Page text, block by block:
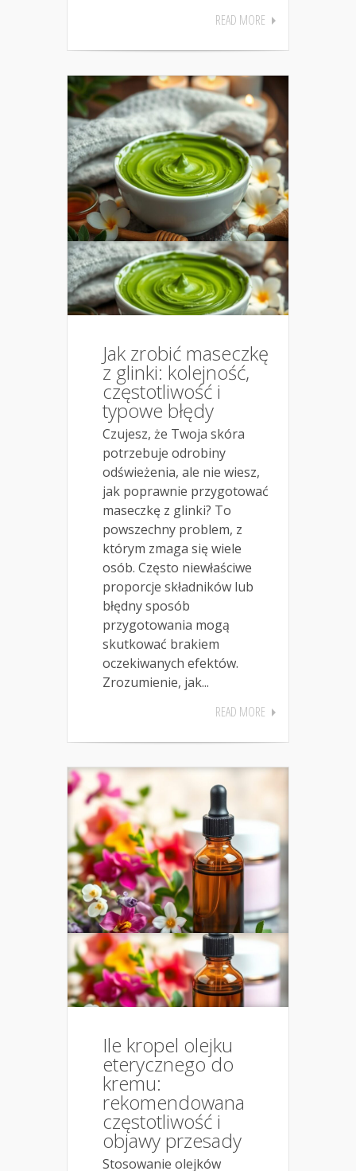
READ MORE
Jak zrobić maseczkę
z glinki: kolejność,
częstotliwość i
typowe błędy
Czujesz, że Twoja skóra
potrzebuje odrobiny
odświeżenia, ale nie wiesz,
jak poprawnie przygotować
maseczkę z glinki? To
powszechny problem, z
którym zmaga się wiele
osób. Często niewłaściwe
proporcje składników lub
błędny sposób
przygotowania mogą
skutkować brakiem
oczekiwanych efektów.
Zrozumienie, jak...
READ MORE
Ile kropel olejku
eterycznego do
kremu:
rekomendowana
częstotliwość i
objawy przesady
Stosowanie olejków